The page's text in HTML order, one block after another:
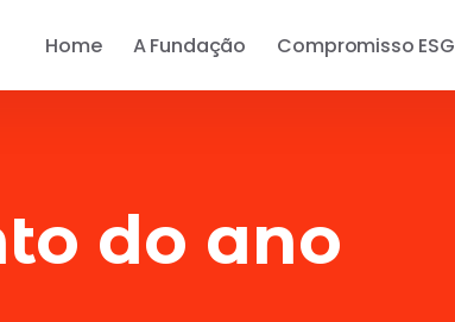
Home A Fundação Compromisso ESG
do ano